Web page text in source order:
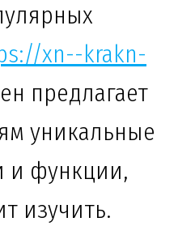
xn--krakn-
предлагает
уникальные
и функции,
изучить.